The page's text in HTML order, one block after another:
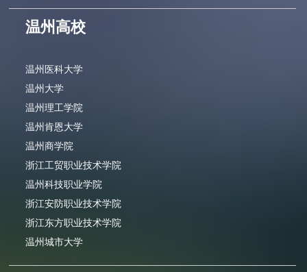
温州高校
温州医科大学
温州大学
温州理工学院
温州肯恩大学
温州商学院
浙江工贸职业技术学院
温州科技职业学院
浙江安防职业技术学院
浙江东方职业技术学院
温州城市大学